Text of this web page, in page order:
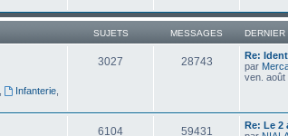
SUJETS MESSAGES
Infanterie
3027 28743
Re:
par
ven. août
6104 59431
Re: Le 2